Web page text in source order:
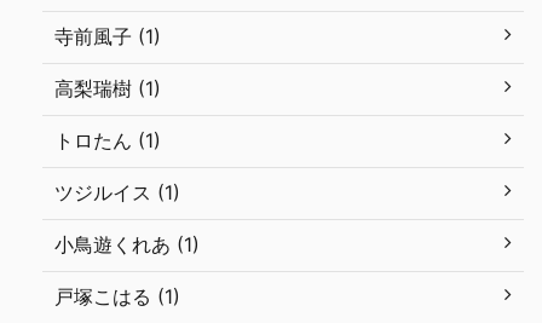
寺前風子 (1)
高梨瑞樹 (1)
トロたん (1)
ツジルイス (1)
小鳥遊くれあ (1)
戸塚こはる (1)